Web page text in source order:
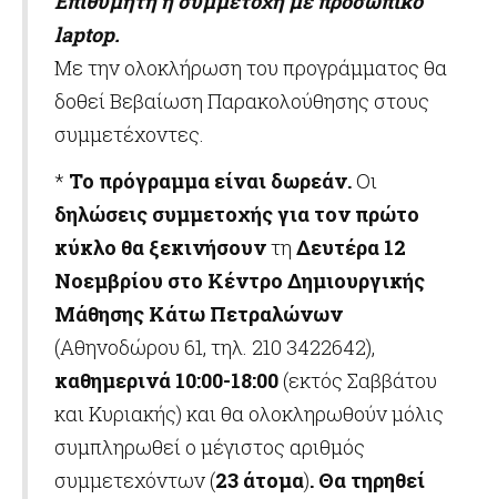
laptop.
Με την ολοκλήρωση του προγράμματος θα
δοθεί Βεβαίωση Παρακολούθησης στους
συμμετέχοντες.
* Το πρόγραμμα είναι δωρεάν.Οι
δηλώσεις συμμετοχήςγια τον πρώτο
κύκλο θα ξεκινήσουντη Δευτέρα 12
Νοεμβρίου στο Κέντρο Δημιουργικής
Μάθησης Κάτω Πετραλώνων
(Αθηνοδώρου 61, τηλ. 210 3422642),
καθημερινά 10:00-18:00(εκτός Σαββάτου
και Κυριακής) και θα ολοκληρωθούν μόλις
συμπληρωθεί ο μέγιστος αριθμός
συμμετεχόντων (23 άτομα). Θα τηρηθεί